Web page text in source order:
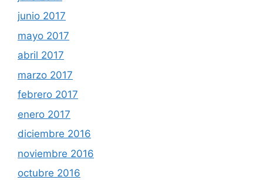
junio 2017
mayo 2017
abril 2017
marzo 2017
febrero 2017
enero 2017
diciembre 2016
noviembre 2016
octubre 2016